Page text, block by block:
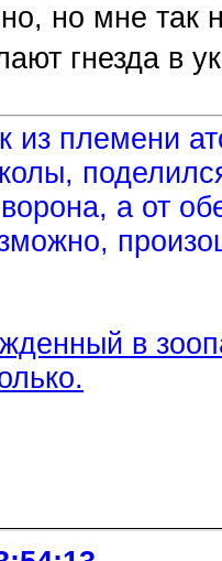
но мне так
гнезда в
из племени
а от
в